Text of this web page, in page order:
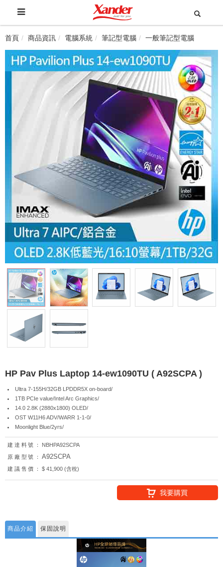
首頁 商品資訊 電腦系統 筆記型電腦 一般筆記型電腦
HP Pav Plus Laptop 14-ew1090TU ( A92SCPA )
Ultra 7-155H/32GB LPDDR5X on-board/
1TB PCIe value/Intel Arc Graphics/
14.0 2.8K (2880x1800) OLED/
OST W11H6 ADV/WARR 1-1-0/
Moonlight Blue/2yrs/
建達料號：
NBHPA92SCPA
原廠型號：
A92SCPA
建議售價： $ 41,900 (含稅)
我要購買
商品介紹 保固說明